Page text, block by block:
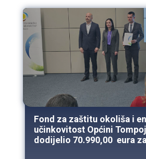
Fond za zaštitu okoliša i
učinkovitost Općini
dodijelio 70.990,00 eura